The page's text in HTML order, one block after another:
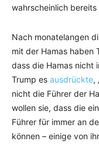
wahrscheinlich
Nach monatelangen
mit der Hamas haben
dass die Hamas nicht
Trump es ausdrückte,
nicht die Führer der
wollen sie, dass die
Führer für immer an
können – einige von